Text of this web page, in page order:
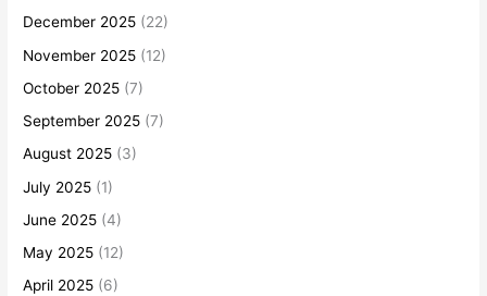
December 2025 (22)
November 2025 (12)
October 2025 (7)
September 2025 (7)
August 2025 (3)
July 2025 (1)
June 2025 (4)
May 2025 (12)
April 2025 (6)